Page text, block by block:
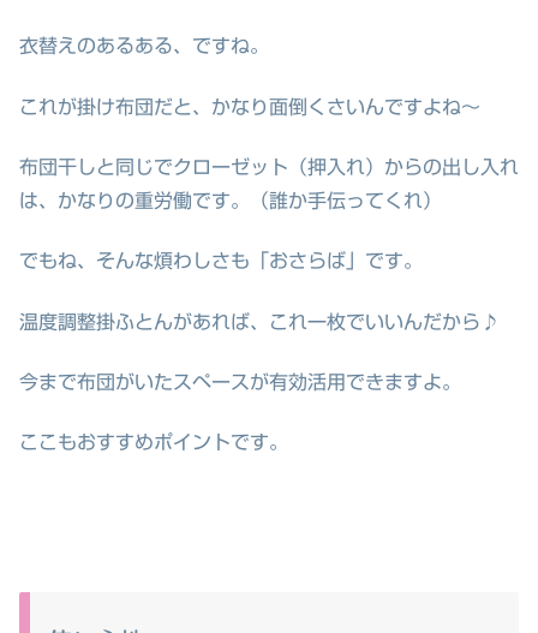
衣替えのあるある、ですね。
これが掛け布団だと、かなり面倒くさいんですよね～
布団干しと同じでクローゼット（押入れ）からの出し入れ
は、かなりの重労働です。（誰か手伝ってくれ）
でもね、そんな煩わしさも「おさらば」です。
温度調整掛ふとんがあれば、これ一枚でいいんだから♪
今まで布団がいたスペースが有効活用できますよ。
ここもおすすめポイントです。